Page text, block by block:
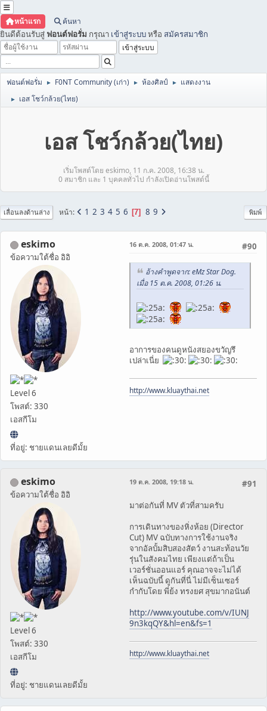
หน้าแรก ค้นหา
ยินดีต้อนรับสู่ ฟอนต์ฟอรั่ม กรุณา เข้าสู่ระบบหรือ สมัครสมาชิก
ฟอนต์ฟอรั่ม ► F0NT Community (เก่า) ► ห้องศิลป์ ► แสดงงาน
► เอส โชว์กล้วย(ไทย)
เอส โชว์กล้วย(ไทย)
เริ่มโพสต์โดย eskimo, 11 ก.ค. 2008, 16:38 น.
0 สมาชิก และ 1 บุคคลทั่วไป กำลังเปิดอ่านโพสต์นี้
พิมพ์
เลื่อนลงด้านล่าง หน้า 1 2 3 4 5 6 7 8 9
eskimo
ข้อความใต้ชื่อ อิอิ
Level 6
โพสต์: 330
เอสกีโม
ที่อยู่: ชายแดนเลยดีมั้ย
#90
16 ต.ค. 2008, 01:47 น.
อ้างคำพูดจาก: eMz Star Dog.
เมื่อ 15 ต.ค. 2008, 01:26 น.
อาการของคนดูหนังสยองขวัญรึ
เปล่าเนี่ย
http://www.kluaythai.net
eskimo
ข้อความใต้ชื่อ อิอิ
Level 6
โพสต์: 330
เอสกีโม
ที่อยู่: ชายแดนเลยดีมั้ย
#91
19 ต.ค. 2008, 19:18 น.
มาต่อกันที่ MV ตัวที่สามครับ
การเดินทางของหิ่งห้อย (Director
Cut) MV ฉบับทางการใช้งานจริง
จากอัลบั้มสิบสองสัตว์ งานสะท้อนวัย
รุ่นในสังคมไทย เพียงแต่ถ้าเป็น
เวอร์ชั่นออนแอร์ คุณอาจจะไม่ได้
เห็นฉบับนี้ ดูกันที่นี่ ไม่มีเซ็นเซอร์
กำกับโดย พี่ย้ง ทรงยศ สุขมากอนันต์
http://www.youtube.com/v/IUNJ
9n3kqQY&hl=en&fs=1
http://www.kluaythai.net